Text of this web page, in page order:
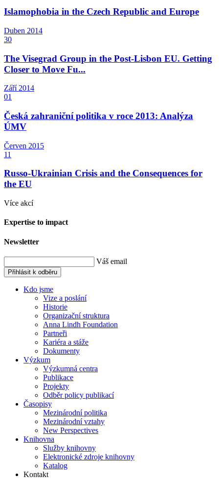
Islamophobia in the Czech Republic and Europe
Duben 2014
30
The Visegrad Group in the Post-Lisbon EU. Getting
Closer to Move Fu...
Září 2014
01
Česká zahraniční politika v roce 2013: Analýza
ÚMV
Červen 2015
11
Russo-Ukrainian Crisis and the Consequences for
the EU
Více akcí
Expertise to impact
Newsletter
Váš email
Přihlásit k odběru
Kdo jsme
Vize a poslání
Historie
Organizační struktura
Anna Lindh Foundation
Partneři
Kariéra a stáže
Dokumenty
Výzkum
Výzkumná centra
Publikace
Projekty
Odběr policy publikací
Časopisy
Mezinárodní politika
Mezinárodní vztahy
New Perspectives
Knihovna
Služby knihovny
Elektronické zdroje knihovny
Katalog
Kontakt